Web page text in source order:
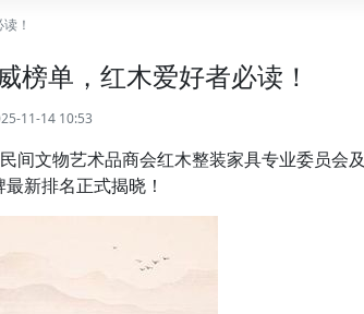
！
榜单，红木爱好者必读！
11-14 10:53
间文物艺术品商会红木整装家具专业委员会及
新排名正式揭晓！